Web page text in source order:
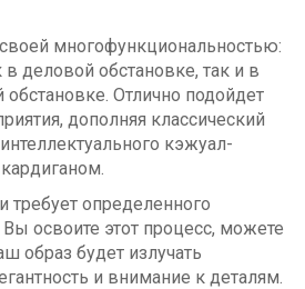
многофункциональностью:
в деловой обстановке, так и в
Отлично подойдет
дополняя классический
кэжуал-
требует определенного
Вы освоите этот процесс, можете
образ будет излучать
и внимание к деталям.